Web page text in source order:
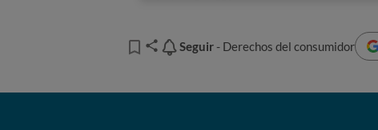
Seguir
Seguir - Derechos del consumidor